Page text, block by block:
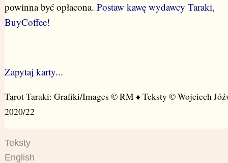
powinna być opłacona. Postaw kawę wydawcy Taraki,
BuyCoffee!
Zapytaj karty...
Tarot Taraki: Grafiki/Images © RM ♦ Teksty © Wojciech
2020/22
Teksty
English